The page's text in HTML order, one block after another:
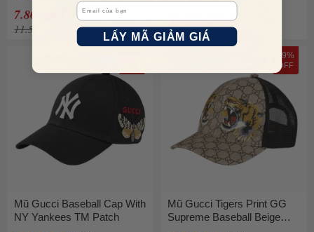
7.800.000 đ
11.500.000 đ
10.200.000 đ
11.900.000 đ
Mũ Gucci Baseball Cap With
NY Yankees TM Patch
19%
OFF
Mũ Gucci Tigers Print GG
Supreme Baseball Beige
Email
LẤY MÃ GIẢM GIÁ